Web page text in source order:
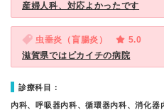
産婦人科、対応よかったです
虫垂炎（盲腸炎）
5.0
滋賀県ではピカイチの病院
診療科目：
内科、呼吸器内科、循環器内科、消化